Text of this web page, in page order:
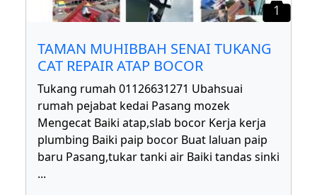
1
TAMAN MUHIBBAH SENAI TUKANG
CAT REPAIR ATAP BOCOR
Tukang rumah 01126631271 Ubahsuai
rumah pejabat kedai Pasang mozek
Mengecat Baiki atap,slab bocor Kerja kerja
plumbing Baiki paip bocor Buat laluan paip
baru Pasang,tukar tanki air Baiki tandas sinki
...